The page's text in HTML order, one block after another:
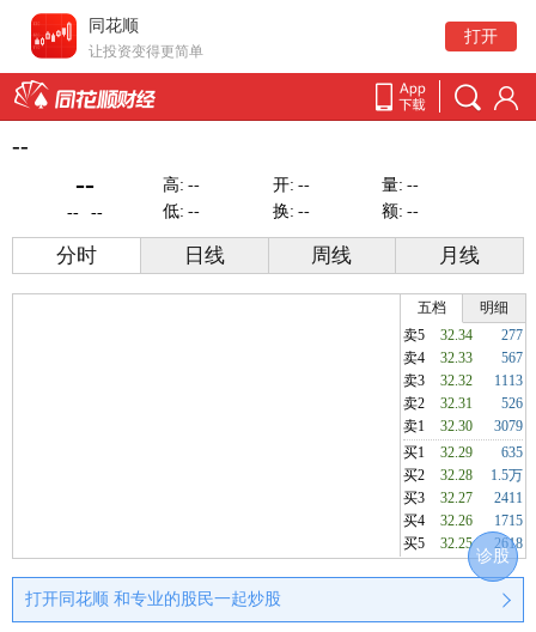
同花顺
让投资变得更简单
打开
--
--
-- --
高: -- 开: -- 量: --
低: -- 换: -- 额: --
分时 日线 周线 月线
五档
明细
卖5
32.34
277
卖4
32.33
567
卖3
32.32
1113
卖2
32.31
526
卖1
32.30
3079
买1
32.29
635
买2
32.28
1.5万
买3
32.27
2411
买4
32.26
1715
买5
32.25 2618
打开同花顺 和专业的股民一起炒股
诊股